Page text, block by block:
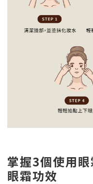
掌握3個使用
眼霜功效